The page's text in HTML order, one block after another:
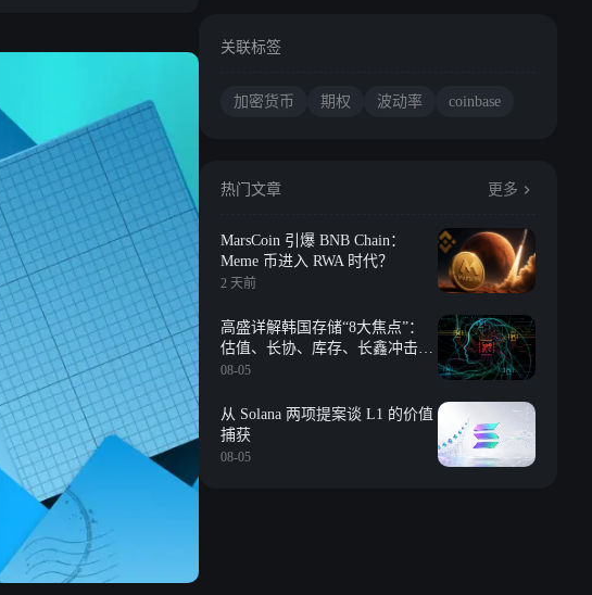
关联标签
加密货币 期权 波动率 coinbase
热门文章 更多
MarsCoin 引爆 BNB Chain：
Meme 币进入 RWA 时代？
2 天前
高盛详解韩国存储“8大焦点”：
估值、长协、库存、长鑫冲击、
回购等
08-05
从 Solana 两项提案谈 L1 的价值
捕获
08-05